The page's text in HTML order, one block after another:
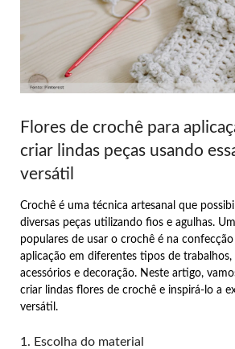
Flores de crochê para
criar lindas peças usando
versátil
Crochê é uma técnica artesanal que
diversas peças utilizando fios e agulhas.
populares de usar o crochê é na
aplicação em diferentes tipos de
acessórios e decoração. Neste artigo,
criar lindas flores de crochê e inspirá-lo a
versátil.
1. Escolha do material